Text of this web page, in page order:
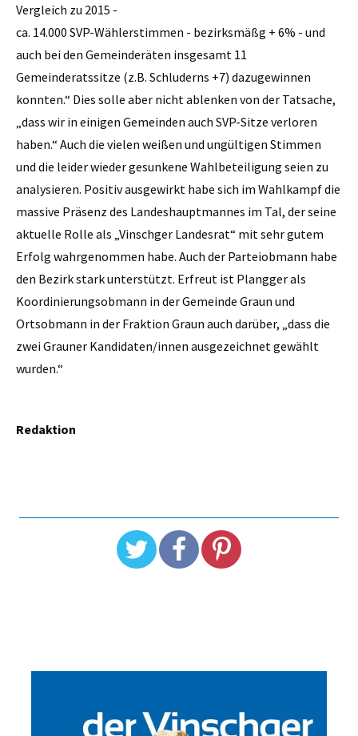
Vergleich zu 2015 -
ca. 14.000 SVP-Wählerstimmen - bezirksmäßg + 6% - und
auch bei den Gemeinderäten insgesamt 11
Gemeinderatssitze (z.B. Schluderns +7) dazugewinnen
konnten.“ Dies solle aber nicht ablenken von der Tatsache,
„dass wir in einigen Gemeinden auch SVP-Sitze verloren
haben.“ Auch die vielen weißen und ungültigen Stimmen
und die leider wieder gesunkene Wahlbeteiligung seien zu
analysieren. Positiv ausgewirkt habe sich im Wahlkampf die
massive Präsenz des Landeshauptmannes im Tal, der seine
aktuelle Rolle als „Vinschger Landesrat“ mit sehr gutem
Erfolg wahrgenommen habe. Auch der Parteiobmann habe
den Bezirk stark unterstützt. Erfreut ist Plangger als
Koordinierungsobmann in der Gemeinde Graun und
Ortsobmann in der Fraktion Graun auch darüber, „dass die
zwei Grauner Kandidaten/innen ausgezeichnet gewählt
wurden.“
Redaktion